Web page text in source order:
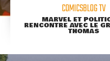
COMICSBLOG TV
MARVEL ET
RENCONTRE AVEC LE
THOMAS